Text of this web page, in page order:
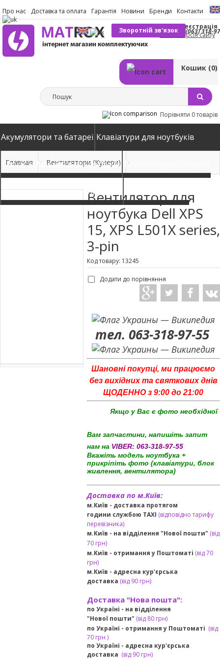
Про нас Доставка та оплата Гарантія Новини Бренди Контакти
(063) 318-
Зворотній зв'язок
Вхід Реєстрація
Кошик (0)
Повна версія сайту
Порівняти 0 товарів
Акумулятори та батареї Клавіатури для ноутбуків
Блоки живлення для ноутбуків Вентилятори (Кулери)
Автомобільні зарядні пристрої
Главная Вентилятори (Кулери)
Вентилятор для
ноутбука Dell XPS
15, XPS L501X series,
3-pin
Код товару: 13245
Додати до порівняння
тел. 063-318-97-55
Шановні покупці, ми працюємо
без вихідних та святкових днів
ЩОДЕННО з 9:00 до 21:00
Якщо у Вас є фото необхідної
Вам запчастини, напишіть запит
нам на VIBER: 063-318-97-55
Вкажіть модель ноутбука +
прикріпіть фото (клавіатури, блок
живлення, вентилятора)
Доставка по м.Київ:
м.Київ - доставка протягом
години службою TAXI (відповідно тарифу
перевізника)
м.Київ - на відділення "Нової пошти" (від
70 грн)
м.Київ - отримання у Поштоматі (від 70
грн)
м.Київ - адресна кур'єрська
доставка (від90 грн)
Доставка "Нова пошта":
по Україні - на відділення
"Нової пошти" (від 80 грн)
по Україні - отримання у Поштоматі (від
70 грн )
по Україні - адресна кур'єрська
доставка (від90 грн)